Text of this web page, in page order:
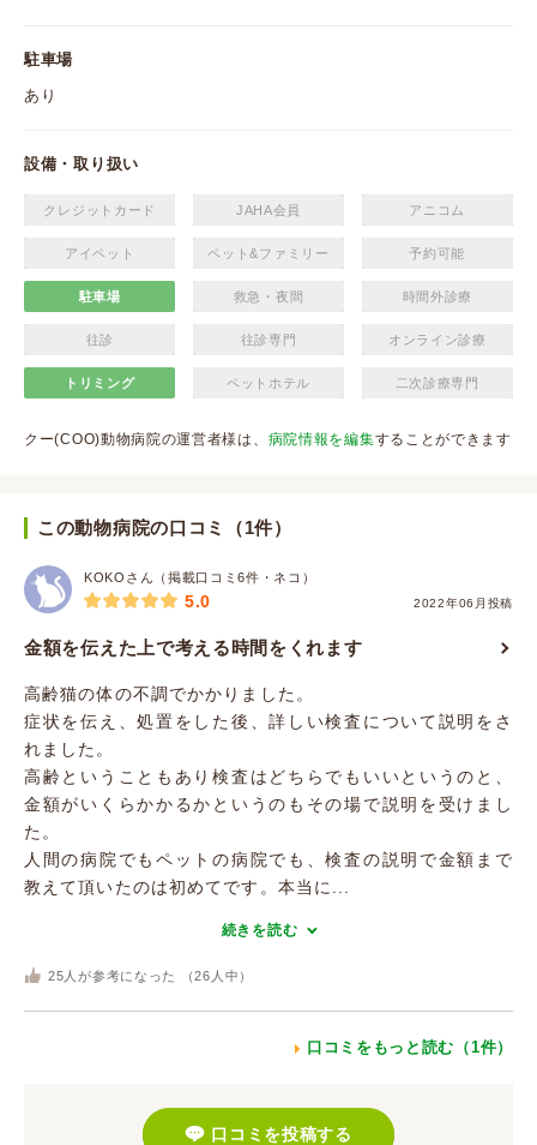
駐車場
あり
設備・取り扱い
クレジットカード JAHA会員 アニコム
アイペット ペット&ファミリー 予約可能
駐車場 救急・夜間 時間外診療
往診 往診専門 オンライン診療
トリミング ペットホテル 二次診療専門
クー(COO)動物病院の運営者様は、 病院情報を編集することができます
この動物病院の口コミ（1件）
KOKOさん（掲載口コミ6件・ネコ）
2022年06月投稿
5.0
金額を伝えた上で考える時間をくれます
高齢猫の体の不調でかかりました。
症状を伝え、処置をした後、詳しい検査について説明をさ
れました。
高齢ということもあり検査はどちらでもいいというのと、
金額がいくらかかるかというのもその場で説明を受けまし
た。
人間の病院でもペットの病院でも、検査の説明で金額まで
教えて頂いたのは初めてです。本当に...
続きを読む
25 人が参考になった （26 人中）
口コミをもっと読む（1件）
口コミを投稿する